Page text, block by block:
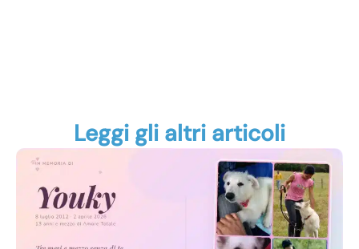
Leggi gli altri articoli